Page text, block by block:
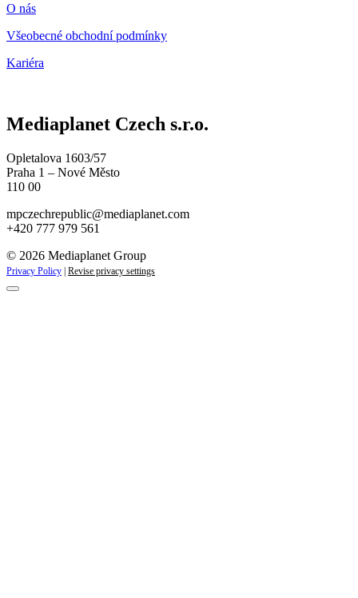
O nás
Všeobecné obchodní podmínky
Kariéra
Mediaplanet Czech s.r.o.
Opletalova 1603/57
Praha 1 – Nové Město
110 00
mpczechrepublic@mediaplanet.com
+420 777 979 561
© 2026 Mediaplanet Group
Privacy Policy | Revise privacy settings